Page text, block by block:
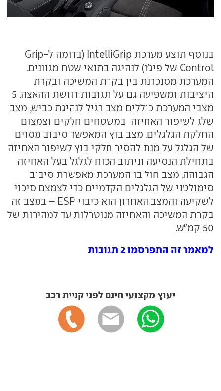
בנוסף תוצע מערכת IntelliGrip (בדומה ל-Grip
Control של פיג'ו) לנהיגה בתנאי שטח מגוונים.
המערכת מסנכרנת בין בקרת המשיכה ובקרת
היציבות ומשפיעה גם על תגובות דוושת ההאצה. 5
מצבי המערכת כוללים מצב רגיל לנהיגת כביש, מצב
שלג לשיפור האחיזה במשטחים חלקים וצמצום
החלקת הגלגלים, מצב בוץ המאפשר סיבוב מסוים
של הגלגל על מנת להסיר חלקי בוץ לשיפור האחיזה
בתחילת הנסיעה וניתוב הכוח לגלגל בעל האחיזה
הגבוהה, מצב חול בו המערכת מאפשרת סיבוב
סימולטני של הגלגלים הקדמיים כדי לצמצם סיכוי
לשקיעה והמצב האחרון הוא כיבוי ESP – במצב זה
בקרת המשיכה והאחיזה מנוטרלות עד למהירות של
50 קמ"ש.
למאמר זה התפרסמו 2 תגובות
יעוץ מקצועי חינם לפני קניית רכב